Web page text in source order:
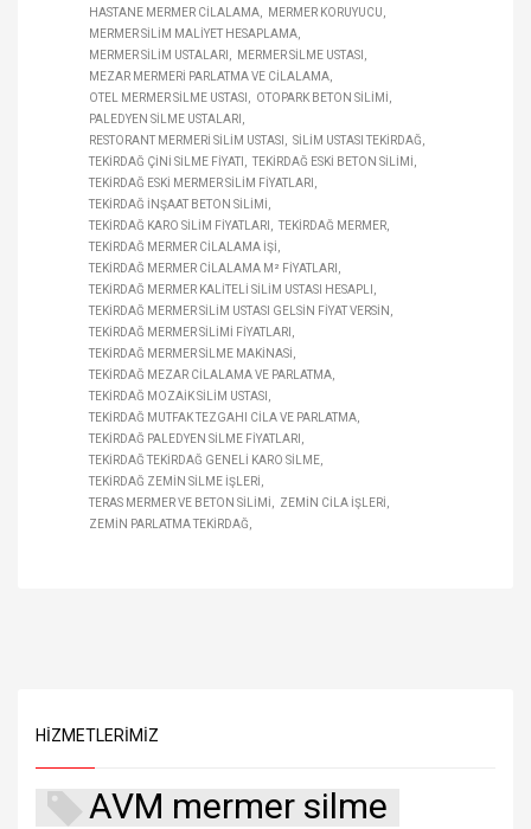
HASTANE MERMER CILALAMA
MERMER KORUYUCU
MERMER SILIM MALIYET HESAPLAMA
MERMER SILIM USTALARI
MERMER SILME USTASI
MEZAR MERMERI PARLATMA VE CILALAMA
OTEL MERMER SILME USTASI
OTOPARK BETON SILIMI
PALEDYEN SILME USTALARI
RESTORANT MERMERI SILIM USTASI
SILIM USTASI TEKIRDAĞ
TEKIRDAĞ ÇINI SILME FIYATI
TEKIRDAĞ ESKI BETON SILIMI
TEKIRDAĞ ESKI MERMER SILIM FIYATLARI
TEKIRDAĞ INŞAAT BETON SILIMI
TEKIRDAĞ KARO SILIM FIYATLARI
TEKIRDAĞ MERMER
TEKIRDAĞ MERMER CILALAMA IŞI
TEKIRDAĞ MERMER CILALAMA M² FIYATLARI
TEKIRDAĞ MERMER KALITELI SILIM USTASI HESAPLI
TEKIRDAĞ MERMER SILIM USTASI GELSIN FIYAT VERSIN
TEKIRDAĞ MERMER SILIMI FIYATLARI
TEKIRDAĞ MERMER SILME MAKINASI
TEKIRDAĞ MEZAR CILALAMA VE PARLATMA
TEKIRDAĞ MOZAIK SILIM USTASI
TEKIRDAĞ MUTFAK TEZGAHI CILA VE PARLATMA
TEKIRDAĞ PALEDYEN SILME FIYATLARI
TEKIRDAĞ TEKIRDAĞ GENELI KARO SILME
TEKIRDAĞ ZEMIN SILME IŞLERI
TERAS MERMER VE BETON SILIMI
ZEMIN CILA IŞLERI
ZEMIN PARLATMA TEKIRDAĞ
HIZMETLERIMIZ
AVM mermer silme